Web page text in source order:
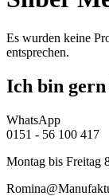
Es wurden keine
entsprechen.
Ich bin
WhatsApp
0151 - 56 100 417
Montag bis Freitag